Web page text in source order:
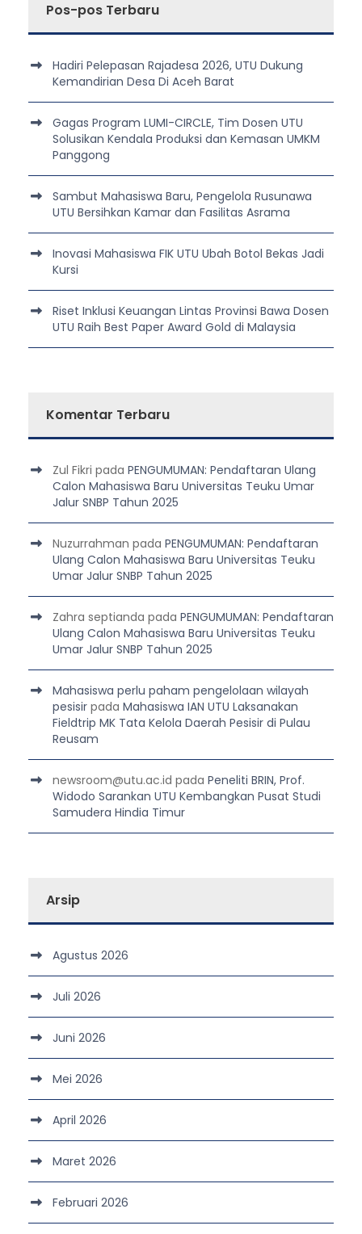
Pos-pos Terbaru
Hadiri Pelepasan Rajadesa 2026, UTU Dukung
Kemandirian Desa Di Aceh Barat
Gagas Program LUMI-CIRCLE, Tim Dosen UTU
Solusikan Kendala Produksi dan Kemasan UMKM
Panggong
Sambut Mahasiswa Baru, Pengelola Rusunawa
UTU Bersihkan Kamar dan Fasilitas Asrama
Inovasi Mahasiswa FIK UTU Ubah Botol Bekas Jadi
Kursi
Riset Inklusi Keuangan Lintas Provinsi Bawa Dosen
UTU Raih Best Paper Award Gold di Malaysia
Komentar Terbaru
Zul Fikri pada PENGUMUMAN: Pendaftaran Ulang
Calon Mahasiswa Baru Universitas Teuku Umar
Jalur SNBP Tahun 2025
Nuzurrahman pada PENGUMUMAN: Pendaftaran
Ulang Calon Mahasiswa Baru Universitas Teuku
Umar Jalur SNBP Tahun 2025
Zahra septianda pada PENGUMUMAN: Pendaftaran
Ulang Calon Mahasiswa Baru Universitas Teuku
Umar Jalur SNBP Tahun 2025
Mahasiswa perlu paham pengelolaan wilayah
pesisir pada Mahasiswa IAN UTU Laksanakan
Fieldtrip MK Tata Kelola Daerah Pesisir di Pulau
Reusam
newsroom@utu.ac.id pada Peneliti BRIN, Prof.
Widodo Sarankan UTU Kembangkan Pusat Studi
Samudera Hindia Timur
Arsip
Agustus 2026
Juli 2026
Juni 2026
Mei 2026
April 2026
Maret 2026
Februari 2026